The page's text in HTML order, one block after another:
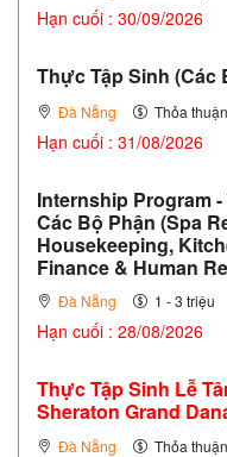
Hạn cuối : 30/09/2026
Thực Tập Sinh (Các
Đà Nẵng Thỏa thuận
Hạn cuối : 31/08/2026
Internship Program
Các Bộ Phận (Spa
Housekeeping,
Finance & Human
Đà Nẵng 1 - 3 triệu
Hạn cuối : 28/08/2026
Thực Tập Sinh Lễ
Sheraton Grand
Đà Nẵng Thỏa thuận